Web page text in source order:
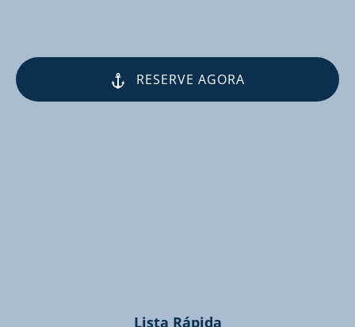
RESERVE AGORA
Lista Rápida